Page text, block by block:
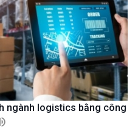
ngành logistics bằng công